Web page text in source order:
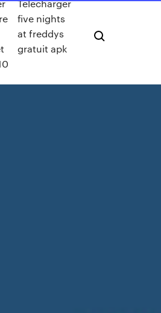
Télécharger
five nights
at freddys
gratuit apk